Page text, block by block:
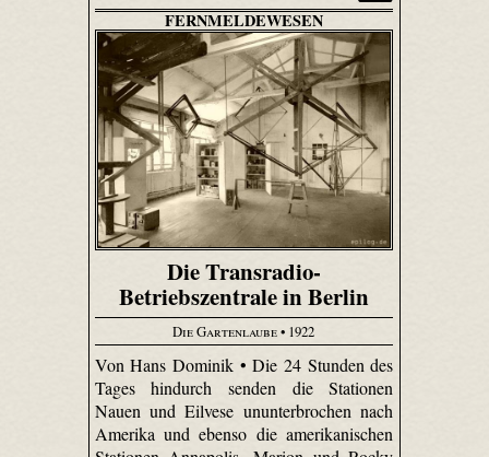
FERNMELDEWESEN
Die Transradio-
Betriebszentrale in Berlin
Die Gartenlaube• 1922
Von Hans Dominik • Die 24 Stunden des
Tages hindurch senden die Stationen
Nauen und Eilvese ununterbrochen nach
Amerika und ebenso die amerikanischen